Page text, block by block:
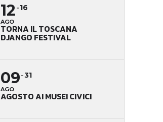
12
AGO
16
TORNA IL TOSCANA
DJANGO FESTIVAL
09
AGO
31
AGOSTO AI MUSEI CIVICI